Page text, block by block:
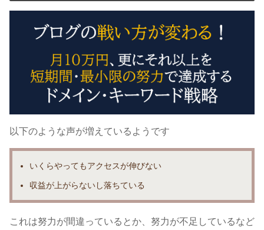
以下のような声が増えているようです
いくらやっても アクセスが伸びない
収益が上がらないし落ちている
これは努力が間違っているとか、努力が不足しているなど